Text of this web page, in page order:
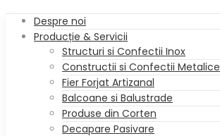
Despre noi
Producție & Servicii
Structuri si Confectii Inox
Constructii si Confectii Metalice
Fier Forjat Artizanal
Balcoane si Balustrade
Produse din Corten
Decapare Pasivare